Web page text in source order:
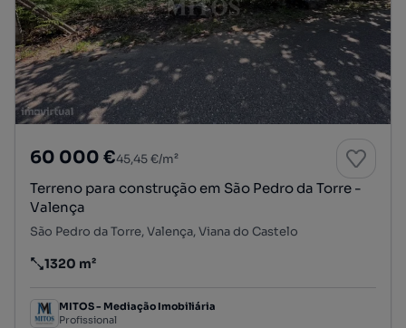
60 000 €45,45 €/m²
Terreno para construção em São Pedro da Torre -
Valença
São Pedro da Torre, Valença, Viana do Castelo
Preço por metro quadrado
1320 m²
MITOS - Mediação Imobiliária
Profissional